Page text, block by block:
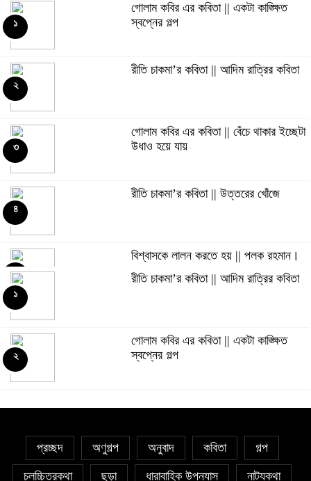
গোলাম কবির এর কবিতা || একটা কাঙ্ক্ষিত
স্বপ্নের গল্প
১
রীতি চাকমা’র কবিতা || আদিম রাত্রির কবিতা
২
গোলাম কবির এর কবিতা || বেঁচে থাকার ইচ্ছেটা
উধাও হয়ে যায়
৩
রীতি চাকমা’র কবিতা || উত্তরের খোঁজে
৪
বিশ্বাসকে লালন করতে হয় || পলক রহমান।
৫
৬
সাঈদা আজিজ চৌধুরী’র কবিতা || কফিনে চেয়ে
ভারী
রীতি চাকমা’র কবিতা || আদিম রাত্রির কবিতা
১
গোলাম কবির এর কবিতা || একটা কাঙ্ক্ষিত
স্বপ্নের গল্প
২
প্রচ্ছদ অণুগল্প অনুবাদ কবিতা গল্প
চলচ্চিত্রকথা ছড়া ধারাবাহিক উপন্যাস নাট্যকথা